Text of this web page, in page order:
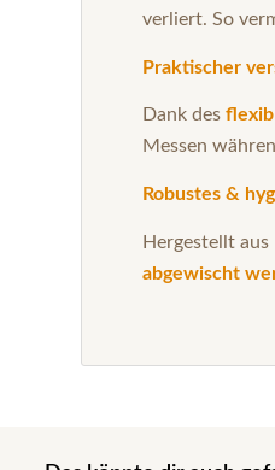
verliert. So
Praktischer
Dank des
Messen
Robustes &
Hergestellt
abgewischt